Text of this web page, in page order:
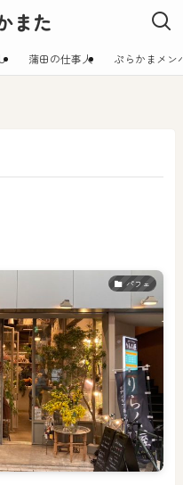
また
蒲田の仕事人 ぷらかまメン
パフェ